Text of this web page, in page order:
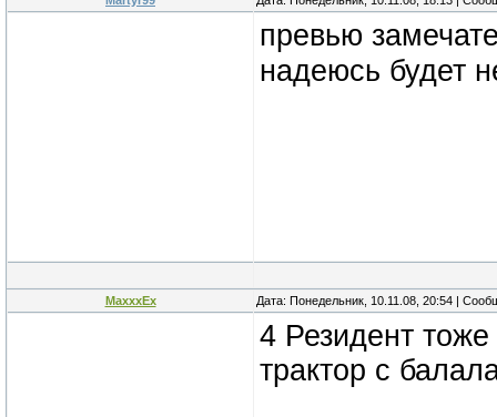
превью
надеюсь будет
MaxxxEx Дата: Понедельник, 10.11.08, 20:54 |
4 Резидент
трактор с